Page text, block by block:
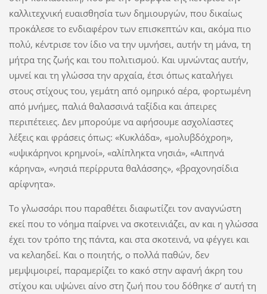
καλλιτεχνική ευαισθησία των δημιουργών, που δικαίως
προκάλεσε το ενδιαφέρον των επισκεπτών και, ακόμα πιο
πολύ, κέντρισε τον ίδιο να την υμνήσει, αυτήν τη μάνα, τη
μήτρα της ζωής και του πολιτισμού. Και υμνώντας αυτήν,
υμνεί και τη γλώσσα την αρχαία, έτσι όπως καταλήγει
στους στίχους του, γεμάτη από ομηρικό αέρα, φορτωμένη
από μνήμες, παλιά θαλασσινά ταξίδια και άπειρες
περιπέτειες. Δεν μπορούμε να αφήσουμε ασχολίαστες
λέξεις και φράσεις όπως: «Κυκλάδα», «μολυβδόχροη»,
«υψικάρηνοι κρημνοί», «αλίπληκτα νησιά», «Αιπηνά
κάρηνα», «νησιά περίρρυτα θαλάσσης», «βραχονησίδια
αρίφνητα».
Το γλωσσάρι που παραθέτει διαφωτίζει τον αναγνώστη
εκεί που το νόημα παίρνει να σκοτεινιάζει, αν και η γλώσσα
έχει τον τρόπο της πάντα, και στα σκοτεινά, να φέγγει και
να κελαηδεί. Και ο ποιητής, ο πολλά παθών, δεν
μεμψιμοιρεί, παραμερίζει το κακό στην αφανή άκρη του
στίχου και υψώνει αίνο στη ζωή που του δόθηκε σ’ αυτή τη